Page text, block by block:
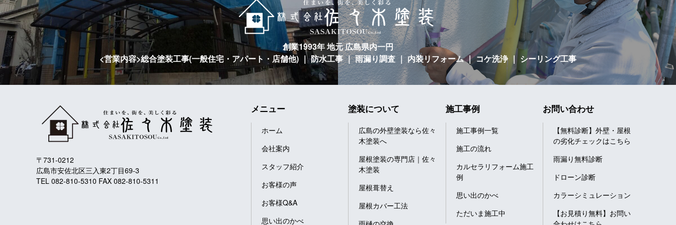
創業1993年 地元 広島県内一円
<営業内容>総合塗装工事(一般住宅・アパート・店舗他) ｜ 防水工事 ｜ 雨漏り調査 ｜ 内装リフォーム｜ コケ洗浄 ｜ シーリング工事
〒731-0212
広島市安佐北区三入東2丁目69-3
TEL 082-810-5310 FAX 082-810-5311
メニュー
ホーム
会社案内
スタッフ紹介
お客様の声
お客様Q&A
思い出のかべ
塗装について
広島の外壁塗装なら佐々
木塗装へ
屋根塗装の専門店｜佐々
木塗装
屋根葺替え
屋根カバー工法
施工事例
施工事例一覧
施工の流れ
カルセラリフォーム施工
例
思い出のかべ
ただいま施工中
お問い合わせ
【無料診断】外壁・屋根
の劣化チェックはこちら
雨漏り無料診断
ドローン診断
カラーシミュレーション
【お見積り無料】お問い